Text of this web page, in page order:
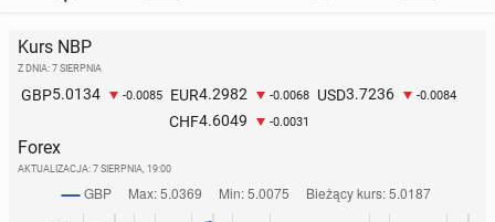
Grecja: Zakaz dostępu do plat­form spo­łecz­no­ścio­
wych dla osób poniżej 15. roku życia od 2027 r.
9 kwietnia, 09:00
Kurs NBP
Z DNIA: 7 SIERPNIA
GBP5.0134 -0.0085 EUR4.2982 -0.0068 USD3.7236 -0.0084
CHF4.6049 -0.0031
Forex
AKTUALIZACJA: 7 SIERPNIA, 19:00